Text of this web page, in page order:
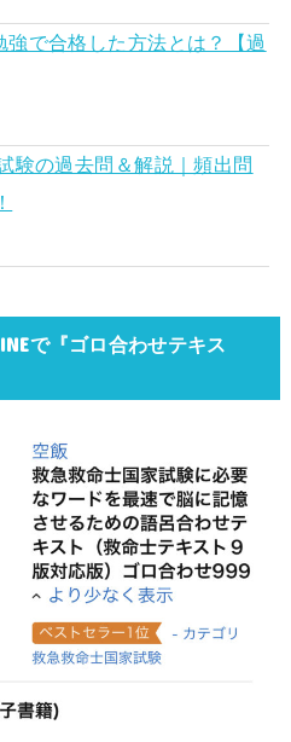
強で合格した方法とは？【過
験の過去問＆解説｜頻出問
で『ゴロ合わせテキス